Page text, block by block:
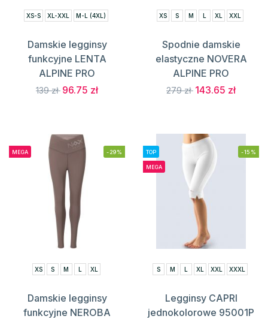
XS-S XL-XXL M-L (4XL)
Damskie legginsy
funkcyjne LENTA
ALPINE PRO
139 zł 96.75 zł
XS S M L XL XXL
Spodnie damskie
elastyczne NOVERA
ALPINE PRO
279 zł 143.65 zł
MEGA -29%
XS S M L XL
Damskie legginsy
funkcyjne NEROBA
TOP
MEGA
-15%
S M L XL XXL XXXL
Legginsy CAPRI
jednokolorowe 95001P